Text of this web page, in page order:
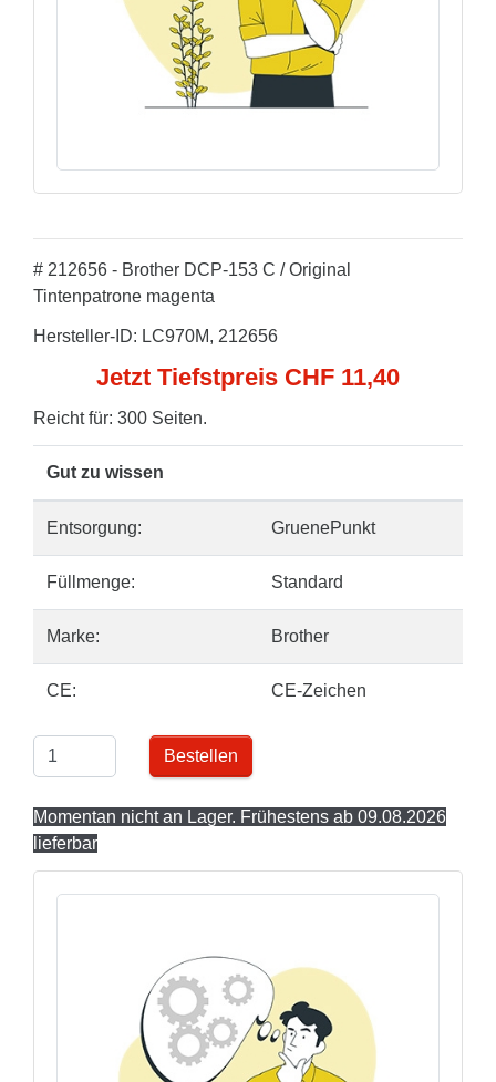
# 212656 - Brother DCP-153 C / Original
Tintenpatrone magenta
Hersteller-ID: LC970M, 212656
Jetzt Tiefstpreis CHF 11,40
Reicht für: 300 Seiten.
Gut zu wissen
Entsorgung: GruenePunkt
Füllmenge: Standard
Marke: Brother
CE: CE-Zeichen
Bestellen
Momentan nicht an Lager. Frühestens ab 09.08.2026
lieferbar